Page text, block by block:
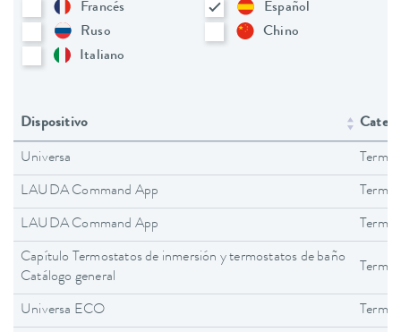
Francés
Español
Ruso
Chino
Italiano
Dispositivo
Universa
LAUDA Command App
LAUDA Command App
Capítulo Termostatos de inmersión y termostatos de baño
Catálogo general
Universa ECO